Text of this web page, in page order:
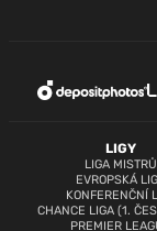
LIGY
LIGA MISTRŮ
EVROPSKÁ
KONFERENČNÍ
CHANCE LIGA (1.
PREMIER